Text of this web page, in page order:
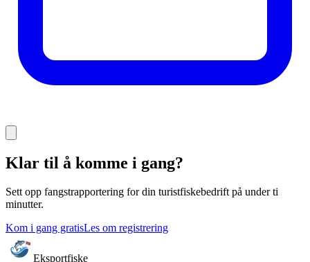
Klar til å komme i gang?
Sett opp fangstrapportering for din turistfiskebedrift på under ti
minutter.
Kom i gang gratisLes om registrering
Eksportfiske